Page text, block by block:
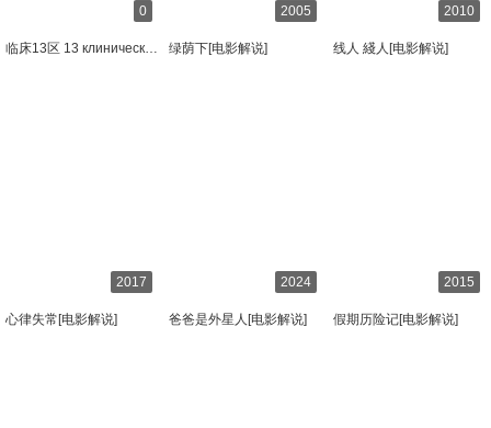
0
临床13区 13 клиническая[电影解说]
2005
绿荫下[电影解说]
2010
线人 綫人[电影解说]
2017
心律失常[电影解说]
2024
爸爸是外星人[电影解说]
2015
假期历险记[电影解说]